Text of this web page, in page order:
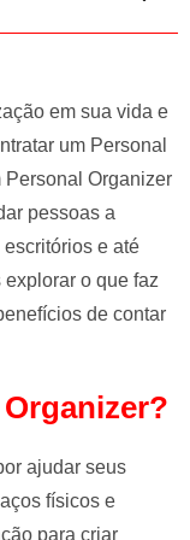
em sua vida e
um Personal
Organizer
pessoas a
e até
o que faz
de contar
ajudar seus
físicos e
para criar